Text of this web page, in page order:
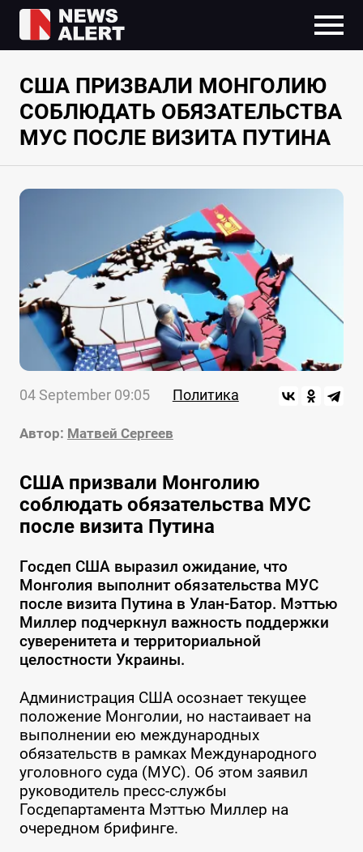
США ПРИЗВАЛИ МОНГОЛИЮ
СОБЛЮДАТЬ ОБЯЗАТЕЛЬСТВА
МУС ПОСЛЕ ВИЗИТА ПУТИНА
04 September 09:05 Политика
Автор: Матвей Сергеев
США призвали Монголию
соблюдать обязательства МУС
после визита Путина
Госдеп США выразил ожидание, что
Монголия выполнит обязательства МУС
после визита Путина в Улан-Батор. Мэттью
Миллер подчеркнул важность поддержки
суверенитета и территориальной
целостности Украины.
Администрация США осознает текущее
положение Монголии, но настаивает на
выполнении ею международных
обязательств в рамках Международного
уголовного суда (МУС). Об этом заявил
руководитель пресс-службы
Госдепартамента Мэттью Миллер на
очередном брифинге.